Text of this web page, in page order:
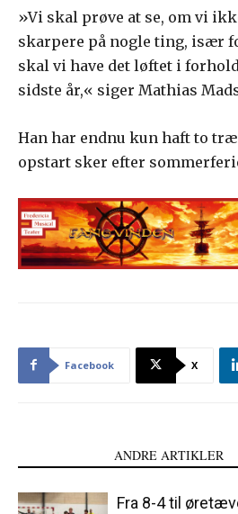
»Vi skal prøve at se, om vi
skarpere på nogle ting, især
skal vi have det løftet i
sidste år,« siger Mathias
Han har endnu kun haft to
opstart sker efter
Facebook X
ANDRE ARTIKLER
Fra 8-4 til